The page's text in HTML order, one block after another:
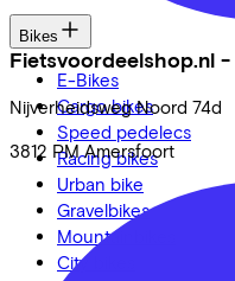
Fietsvoordeelshop.nl
Nijverheidsweg Noord 74d
3812 PM Amersfoort
Bikes
E-Bikes
Cargo bikes
Speed pedelecs
Racing bikes
Urban bike
Gravelbikes
Mountainbikes
City bikes